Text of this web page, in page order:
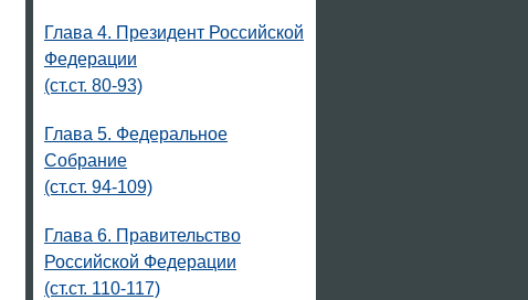
Глава 4. Президент Российской
Федерации
(ст.ст. 80-93)
Глава 5. Федеральное
Собрание
(ст.ст. 94-109)
Глава 6. Правительство
Российской Федерации
(ст.ст. 110-117)